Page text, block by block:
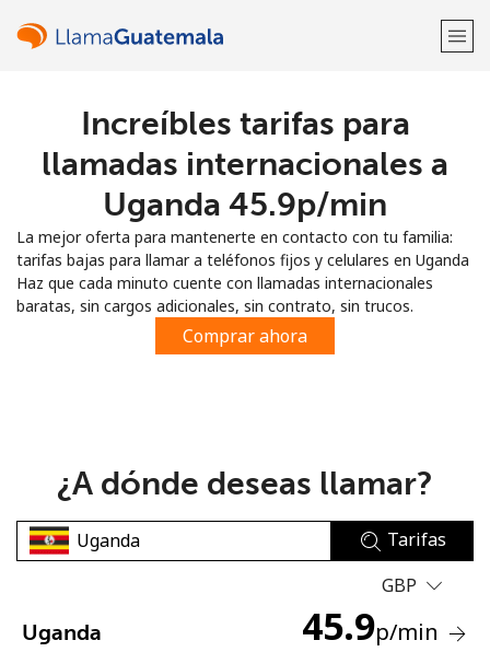
¡Bienvenido!
Regístrate con
Increíbles tarifas para
llamadas internacionales a
Uganda ⁦45.9p⁩/min
La mejor oferta para mantenerte en contacto con tu familia:
tarifas bajas para llamar a teléfonos fijos y celulares en Uganda
Haz que cada minuto cuente con llamadas internacionales
baratas, sin cargos adicionales, sin contrato, sin trucos.
Comprar ahora
¿A dónde deseas llamar?
Tarifas
GBP
Uganda 45.9p/min